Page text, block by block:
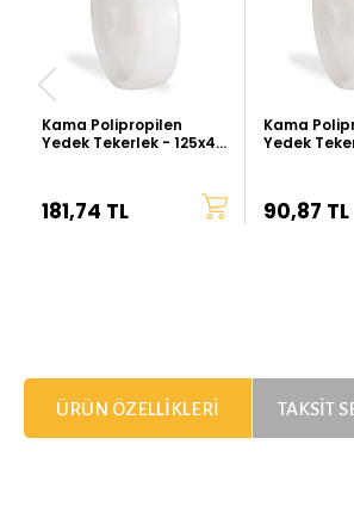
Kama Polipropilen
Yedek Tekerlek - 125x40
181,74 TL
Kama
Yedek
90,87 TL
ÜRÜN ÖZELLIKLERI TAKSIT